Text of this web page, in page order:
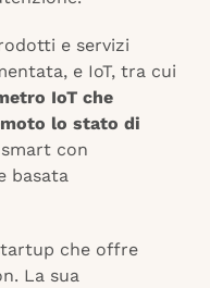
e servizi
e IoT, tra cui
IoT che
lo stato di
con
basata
che offre
La sua